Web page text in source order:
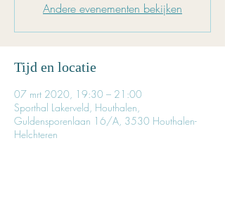
Andere evenementen bekijken
Tijd en locatie
07 mrt 2020, 19:30 – 21:00
Sporthal Lakerveld, Houthalen,
Guldensporenlaan 16/A, 3530 Houthalen-
Helchteren